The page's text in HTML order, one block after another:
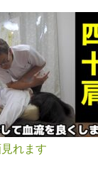
れます